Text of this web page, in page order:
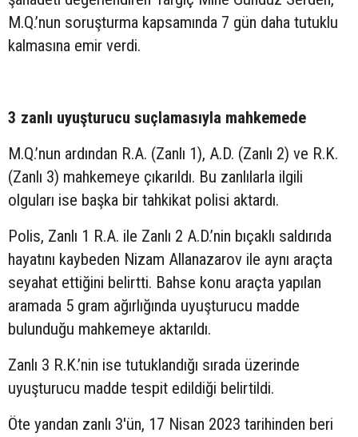
M.Q.’nun soruşturma kapsamında 7 gün daha tutuklu
kalmasına emir verdi.
3 zanlı uyuşturucu suçlamasıyla mahkemede
M.Q.’nun ardından R.A. (Zanlı 1), A.D. (Zanlı 2) ve R.K.
(Zanlı 3) mahkemeye çıkarıldı. Bu zanlılarla ilgili
olguları ise başka bir tahkikat polisi aktardı.
Polis, Zanlı 1 R.A. ile Zanlı 2 A.D.’nin bıçaklı saldırıda
hayatını kaybeden Nizam Allanazarov ile aynı araçta
seyahat ettiğini belirtti. Bahse konu araçta yapılan
aramada 5 gram ağırlığında uyuşturucu madde
bulunduğu mahkemeye aktarıldı.
Zanlı 3 R.K.’nin ise tutuklandığı sırada üzerinde
uyuşturucu madde tespit edildiği belirtildi.
Öte yandan zanlı 3'ün, 17 Nisan 2023 tarihinden beri